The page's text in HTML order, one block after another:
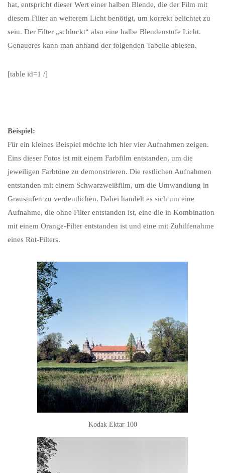
hat, entspricht dieser Wert einer halben Blende, die der Film mit
diesem Filter an weiterem Licht benötigt, um korrekt belichtet zu
sein. Der Filter „schluckt“ also eine halbe Blendenstufe Licht.
Genaueres kann man anhand der folgenden Tabelle ablesen.
[table id=1 /]
Beispiel:
Für ein kleines Beispiel möchte ich hier vier Aufnahmen zeigen.
Eins dieser Fotos ist mit einem Farbfilm entstanden, um die
jeweiligen Farbtöne zu demonstrieren. Die restlichen Aufnahmen
entstanden mit einem Schwarzweißfilm, um die Umwandlung in
Graustufen zu verdeutlichen. Dabei handelt es sich um eine
Aufnahme, die ohne Filter entstanden ist, eine die in Kombination
mit einem Orange-Filter entstanden ist und eine mit Zuhilfenahme
eines Rot-Filters.
Kodak Ektar 100